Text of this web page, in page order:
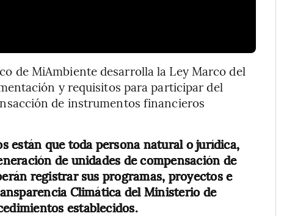
de MiAmbiente desarrolla la Ley Marco del
y requisitos para participar del
de instrumentos financieros
están que toda persona natural o jurídica,
de unidades de compensación de
registrar sus programas, proyectos e
Climática del Ministerio de
establecidos.